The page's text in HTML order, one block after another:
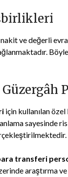
nakit ve değerli
Güzergâh
için kullanılan
sayesinde
transferi
araştırma